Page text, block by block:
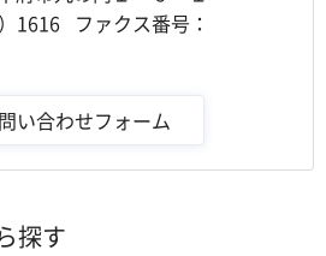
1616 ファクス番号：
探す